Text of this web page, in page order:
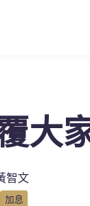
大
智文
加息